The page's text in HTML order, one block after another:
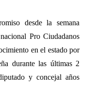
desde la semana
Pro Ciudadanos
en el estado por
durante las últimas 2
y concejal años